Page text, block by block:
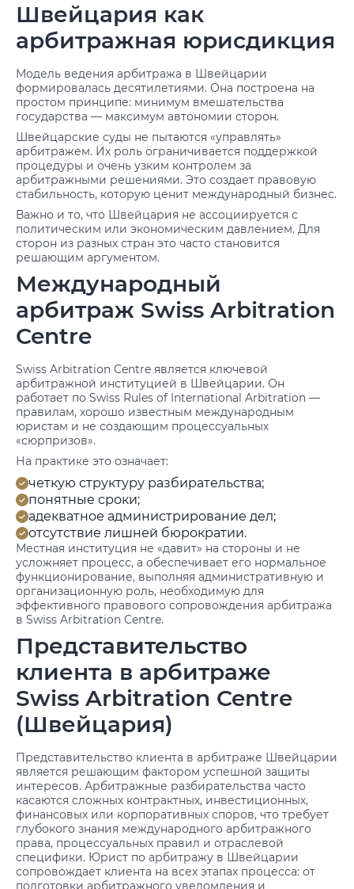
Швейцария как
арбитражная юрисдикция
Модель ведения арбитража в Швейцарии
формировалась десятилетиями. Она построена на
простом принципе: минимум вмешательства
государства — максимум автономии сторон.
Швейцарские суды не пытаются «управлять»
арбитражем. Их роль ограничивается поддержкой
процедуры и очень узким контролем за
арбитражными решениями. Это создает правовую
стабильность, которую ценит международный бизнес.
Важно и то, что Швейцария не ассоциируется с
политическим или экономическим давлением. Для
сторон из разных стран это часто становится
решающим аргументом.
Международный
арбитраж Swiss Arbitration
Centre
Swiss Arbitration Centre является ключевой
арбитражной институцией в Швейцарии. Он
работает по Swiss Rules of International Arbitration —
правилам, хорошо известным международным
юристам и не создающим процессуальных
«сюрпризов».
На практике это означает:
четкую структуру разбирательства;
понятные сроки;
адекватное администрирование дел;
отсутствие лишней бюрократии.
Местная институция не «давит» на стороны и не
усложняет процесс, а обеспечивает его нормальное
функционирование, выполняя административную и
организационную роль, необходимую для
эффективного правового сопровождения арбитража
в Swiss Arbitration Centre.
Представительство
клиента в арбитраже
Swiss Arbitration Centre
(Швейцария)
Представительство клиента в арбитраже Швейцарии
является решающим фактором успешной защиты
интересов. Арбитражные разбирательства часто
касаются сложных контрактных, инвестиционных,
финансовых или корпоративных споров, что требует
глубокого знания международного арбитражного
права, процессуальных правил и отраслевой
специфики. Юрист по арбитражу в Швейцарии
сопровождает клиента на всех этапах процесса: от
подготовки арбитражного уведомления и